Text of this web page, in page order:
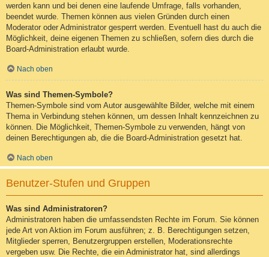
werden kann und bei denen eine laufende Umfrage, falls vorhanden,
beendet wurde. Themen können aus vielen Gründen durch einen
Moderator oder Administrator gesperrt werden. Eventuell hast du auch die
Möglichkeit, deine eigenen Themen zu schließen, sofern dies durch die
Board-Administration erlaubt wurde.
Nach oben
Was sind Themen-Symbole?
Themen-Symbole sind vom Autor ausgewählte Bilder, welche mit einem
Thema in Verbindung stehen können, um dessen Inhalt kennzeichnen zu
können. Die Möglichkeit, Themen-Symbole zu verwenden, hängt von
deinen Berechtigungen ab, die die Board-Administration gesetzt hat.
Nach oben
Benutzer-Stufen und Gruppen
Was sind Administratoren?
Administratoren haben die umfassendsten Rechte im Forum. Sie können
jede Art von Aktion im Forum ausführen; z. B. Berechtigungen setzen,
Mitglieder sperren, Benutzergruppen erstellen, Moderationsrechte
vergeben usw. Die Rechte, die ein Administrator hat, sind allerdings